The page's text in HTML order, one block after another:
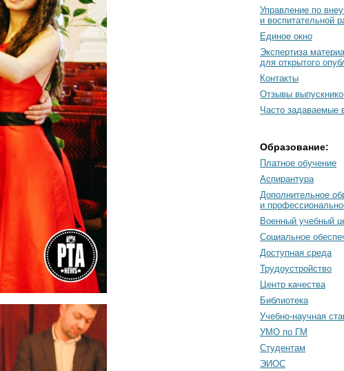
Управление по
и воспитательной
Единое окно
Экспертиза
для открытого
Контакты
Отзывы
Часто задаваемые
Образование:
Платное обучение
Аспирантура
Дополнительное
и
Военный учебный
Социальное
Доступная среда
Трудоустройство
Центр качества
Библиотека
Учебно-научная
УМО по ГМ
Студентам
ЭИОС